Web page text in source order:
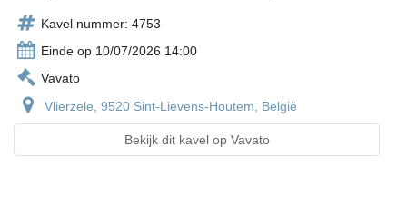
Kavel nummer: 4753
Einde op 10/07/2026 14:00
Vavato
Vlierzele, 9520 Sint-Lievens-Houtem, België
Bekijk dit kavel op Vavato